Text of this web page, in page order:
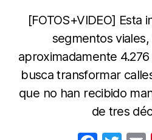
[FOTOS+VIDEO] Esta
segmentos
aproximadamente
busca transformar
que no han recibido
de tres